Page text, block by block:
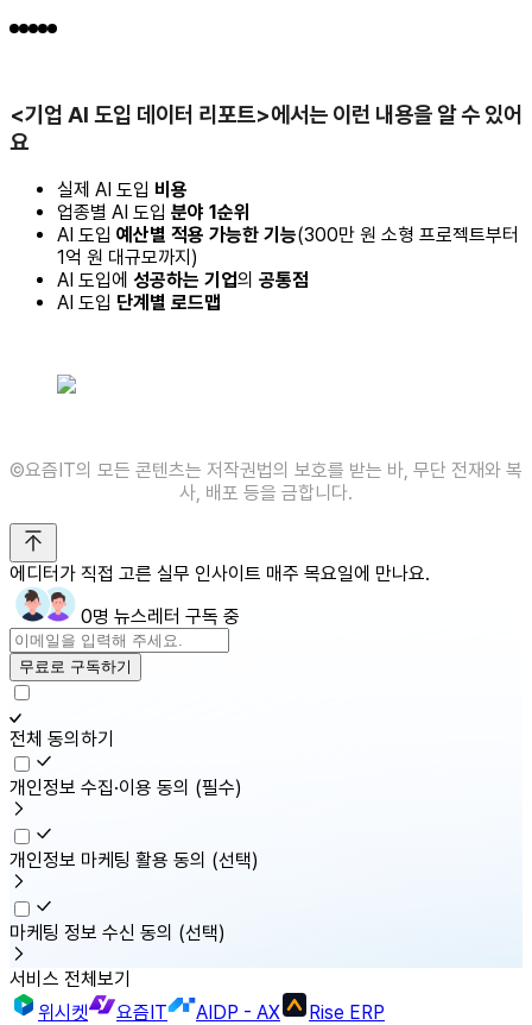
<기업 AI 도입 데이터 리포트>에서는 이런 내용을 알 수 있어
요
실제 AI 도입 비용
업종별 AI 도입 분야 1순위
AI 도입 예산별 적용 가능한 기능(300만 원 소형 프로젝트부터
1억 원 대규모까지)
AI 도입에 성공하는 기업의 공통점
AI 도입 단계별 로드맵
©️요즘IT의 모든 콘텐츠는 저작권법의 보호를 받는 바, 무단 전재와 복
사, 배포 등을 금합니다.
에디터가 직접 고른 실무 인사이트 매주 목요일에 만나요.
0명 뉴스레터 구독 중
무료로 구독하기
전체 동의하기
개인정보 수집·이용 동의 (필수)
개인정보 마케팅 활용 동의 (선택)
마케팅 정보 수신 동의 (선택)
서비스 전체보기
위시켓
요즘IT AIDP - AX Rise ERP